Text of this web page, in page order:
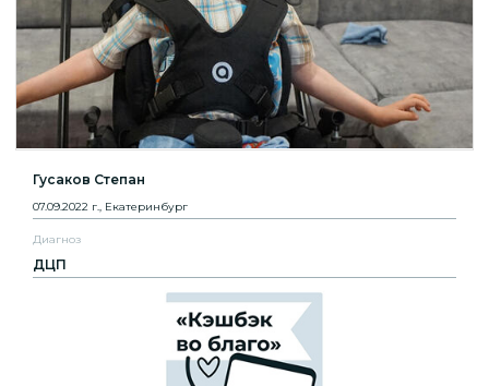
Гусаков Степан
07.09.2022 г., Екатеринбург
Диагноз
ДЦП